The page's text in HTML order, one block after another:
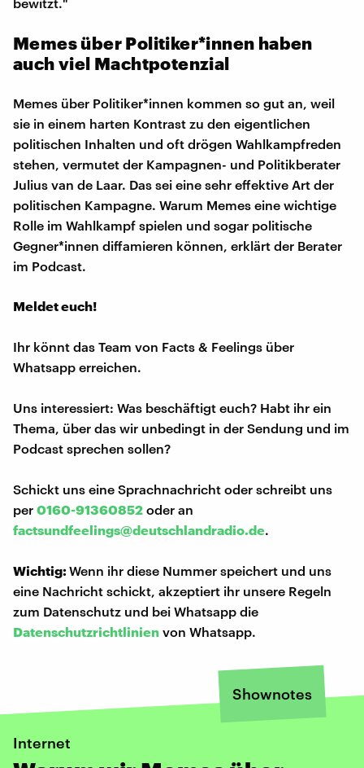
Memes über Politiker*innen haben
auch viel Machtpotenzial
Memes über Politiker*innen kommen so gut an, weil
sie in einem harten Kontrast zu den eigentlichen
politischen Inhalten und oft drögen Wahlkampfreden
stehen, vermutet der Kampagnen- und Politikberater
Julius van de Laar. Das sei eine sehr effektive Art der
politischen Kampagne. Warum Memes eine wichtige
Rolle im Wahlkampf spielen und sogar politische
Gegner*innen diffamieren können, erklärt der Berater
im Podcast.
Meldet euch!
Ihr könnt das Team von Facts & Feelings über
Whatsapp erreichen.
Uns interessiert: Was beschäftigt euch? Habt ihr ein
Thema, über das wir unbedingt in der Sendung und im
Podcast sprechen sollen?
Schickt uns eine Sprachnachricht oder schreibt uns
per 0160-91360852 oder an
factsundfeelings@deutschlandradio.de.
Wichtig:Wenn ihr diese Nummer speichert und uns
eine Nachricht schickt, akzeptiert ihr unsere Regeln
zum Datenschutz und bei Whatsapp die
Datenschutzrichtlinien von Whatsapp.
Shownotes
Internet